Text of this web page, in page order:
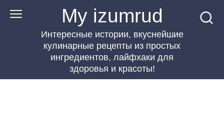
Перейти
My izumrud
Интересные истории, вкуснейшие
кулинарные рецепты из простых
ингредиентов, лайфхаки для
здоровья и красоты!